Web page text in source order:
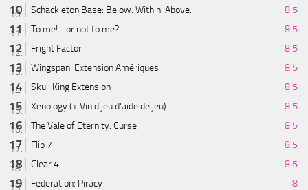
Schackleton Base: Below. Within. Above.
8.5
To me! ...or not to me?
8.5
Fright Factor
8.5
Wingspan: Extension Amériques
8.5
Skull King Extension
8.5
Xenology (+ Vin d'jeu d'aide de jeu)
8.5
The Vale of Eternity: Curse
8.5
Flip 7
8.5
Clear 4
8.5
Federation: Piracy
8